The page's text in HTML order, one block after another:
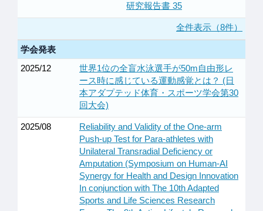
研究報告書 35
全件表示（8件）
学会発表
2025/12
世界1位の全盲水泳選手が50m自由形レ
ース時に感じている運動感覚とは？ (日
本アダプテッド体育・スポーツ学会第30
回大会)
2025/08
Reliability and Validity of the One-arm
Push-up Test for Para-athletes with
Unilateral Transradial Deficiency or
Amputation (Symposium on Human-AI
Synergy for Health and Design Innovation
In conjunction with The 10th Adapted
Sports and Life Sciences Research